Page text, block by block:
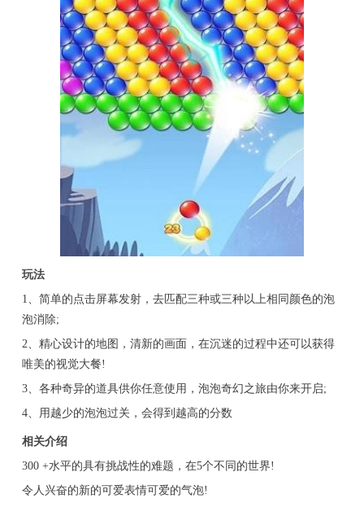
玩法
1、简单的点击屏幕发射，去匹配三种或三种以上相同颜色的泡
泡消除;
2、精心设计的地图，清新的画面，在沉迷的过程中还可以获得
唯美的视觉大餐!
3、各种奇异的道具供你任意使用，泡泡奇幻之旅由你来开启;
4、用越少的泡泡过关，会得到越高的分数
相关介绍
300 +水平的具有挑战性的难题，在5个不同的世界!
令人兴奋的新的可爱表情可爱的气泡!